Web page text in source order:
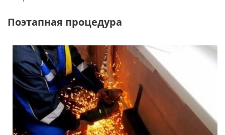
Поэтапная процедура